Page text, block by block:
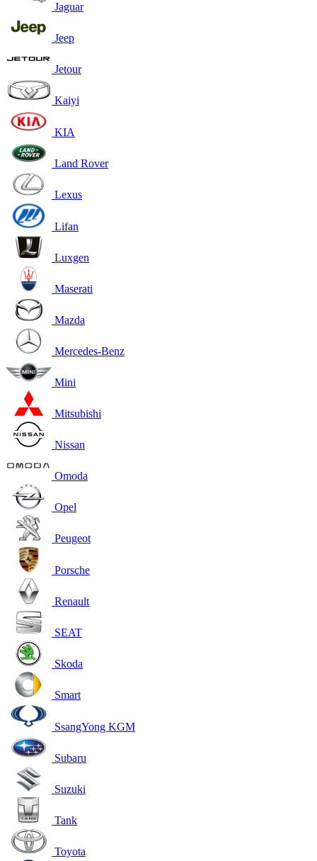
Jaguar
Jeep
Jetour
Kaiyi
KIA
Land Rover
Lexus
Lifan
Luxgen
Maserati
Mazda
Mercedes-Benz
Mini
Mitsubishi
Nissan
Omoda
Opel
Peugeot
Porsche
Renault
SEAT
Skoda
Smart
SsangYong KGM
Subaru
Suzuki
Tank
Toyota